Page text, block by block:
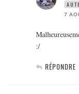
7
:/
RÉPONDRE